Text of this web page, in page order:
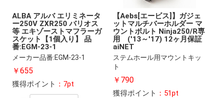
ALBA アルバ エリミネータ
ー250V ZXR250 バリオス
等 エキゾーストマフラーガ
スケット【1個入り】 品
番:EGM-23-1
メーカー品番:EGM-23-1
￥655
獲得ポイント ：7pt
【Aebs[エービス]】ガジェ
ットマルチバーホルダー マ
ウントボルト Ninja250/R専
用 ('13～'17) 12ヶ月保証
aiNET
ステムホール用マウントキッ
ト
￥790
獲得ポイント ：51pt